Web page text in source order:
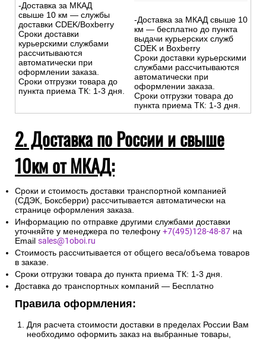
-Доставка за МКАД
свыше 10 км — службы
доставки CDEK/Boxberry
Сроки доставки
курьерскими службами
рассчитываются
автоматически при
оформлении заказа.
Сроки отгрузки товара до
пункта приема ТК: 1-3 дня.
-Доставка за МКАД свыше 10
км — бесплатно до пункта
выдачи курьерских служб
CDEK и Boxberry
Сроки доставки курьерскими
службами рассчитываются
автоматически при
оформлении заказа.
Сроки отгрузки товара до
пункта приема ТК: 1-3 дня.
2. Доставка по России и свыше
10км от МКАД:
Сроки и стоимость доставки транспортной компанией
(СДЭК, Боксберри) рассчитывается автоматически на
странице оформления заказа.
Информацию по отправке другими службами доставки
уточняйте у менеджера по телефону +7(495)128-48-87 на
Email sales@1oboi.ru
Стоимость рассчитывается от общего веса/объема товаров
в заказе.
Сроки отгрузки товара до пункта приема ТК: 1-3 дня.
Доставка до транспортных компаний — Бесплатно
Правила оформления:
Для расчета стоимости доставки в пределах России Вам
необходимо оформить заказ на выбранные товары,